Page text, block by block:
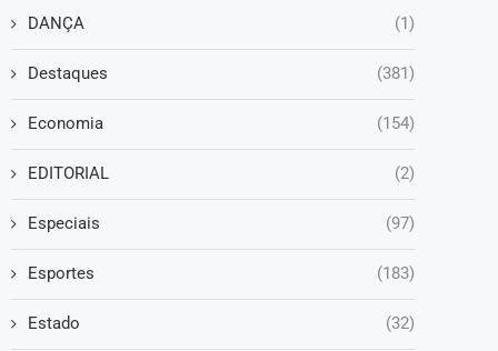
DANÇA (1)
Destaques (381)
Economia (154)
EDITORIAL (2)
Especiais (97)
Esportes (183)
Estado (32)